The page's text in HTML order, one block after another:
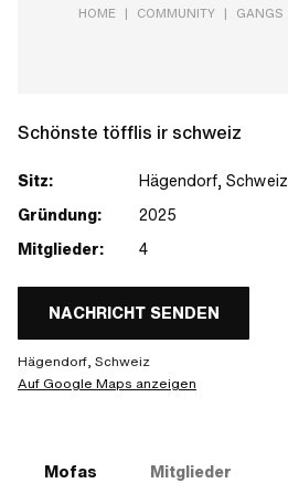
HOME | COMMUNITY | GANGS
Schönste töfflis ir schweiz
Sitz:
Hägendorf, Schweiz
Gründung:
2025
Mitglieder:
4
NACHRICHT SENDEN
Hägendorf, Schweiz
Auf Google Maps anzeigen
Mofas Mitglieder